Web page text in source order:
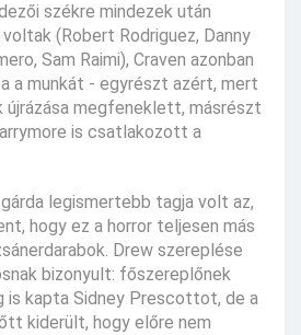
székre mindezek után
(Robert Rodriguez, Danny
Sam Raimi), Craven azonban
a munkát - egyrészt azért, mert
újrázása megfeneklett, másrészt
is csatlakozott a
legismertebb tagja volt az,
hogy ez a horror teljesen más
Drew szereplése
bizonyult: főszereplőnek
is kapta Sidney Prescottot, de a
kiderült, hogy előre nem